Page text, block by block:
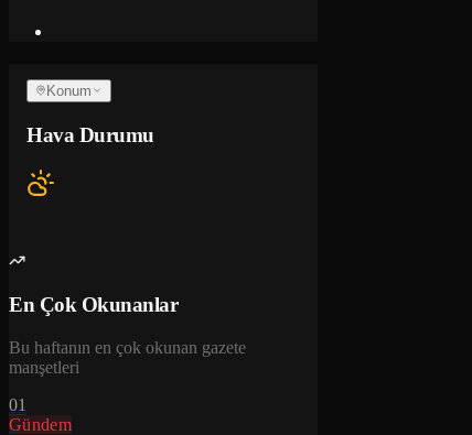
Konum
Hava Durumu
En Çok Okunanlar
Bu haftanın en çok okunan gazete
manşetleri
01
Gündem